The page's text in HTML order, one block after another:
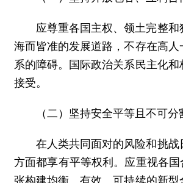
应尊重各国主权、领土完整
海而皆准的发展道路，不存在高
系的障碍。国际政治关系民主化
接受。
（二）坚持安全平等且不可分
在人类共同面对的风险和挑
方面都享有平等权利。应重视各
张构建均衡、有效、可持续的新